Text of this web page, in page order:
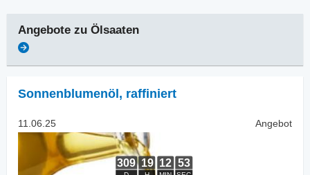
Angebote zu Ölsaaten
Sonnenblumenöl , raffiniert
11.06.25 Angebot